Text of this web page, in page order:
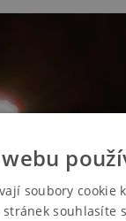
soubory cookie
souhlasíte